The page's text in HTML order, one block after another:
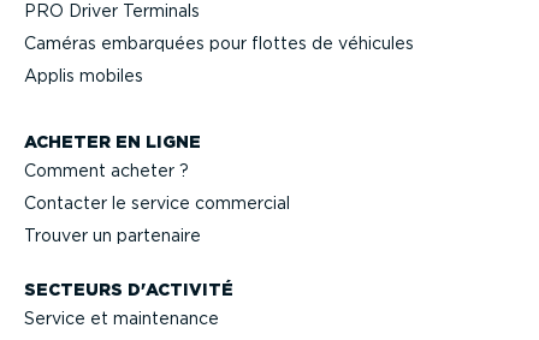
PRO Driver Terminals
Caméras embarquées pour flottes de véhicules
Applis mobiles
ACHETER EN LIGNE
Comment acheter ?
Contacter le service commercial
Trouver un partenaire
SECTEURS D'ACTIVITÉ
Service et maintenance